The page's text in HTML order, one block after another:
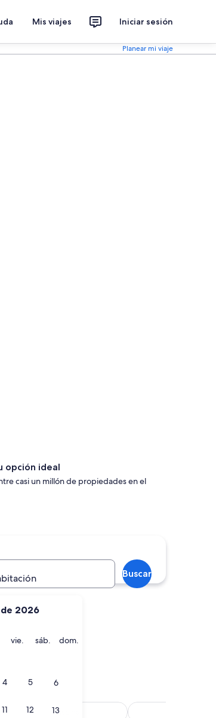
Mis viajes Iniciar sesión
Planear mi viaje
2026
jueves
vie. viernes
sáb. sábado
dom.
4 5 6
11 12 13
Buscar
opción ideal
casi un millón de propiedades en el
Piscina